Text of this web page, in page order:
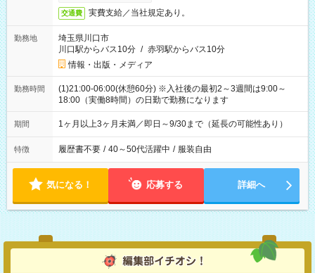
交通費 実費支給／当社規定あり。
勤務地
埼玉県川口市
川口駅からバス10分 / 赤羽駅からバス10分
情報・出版・メディア
勤務時間
(1)21:00-06:00(休憩60分) ※入社後の最初2～3週間は9:00～
18:00（実働8時間）の日勤で勤務になります
期間 1ヶ月以上3ヶ月未満／即日～9/30まで（延長の可能性あり）
特徴 履歴書不要 / 40～50代活躍中 / 服装自由
気になる！ 応募する 詳細へ